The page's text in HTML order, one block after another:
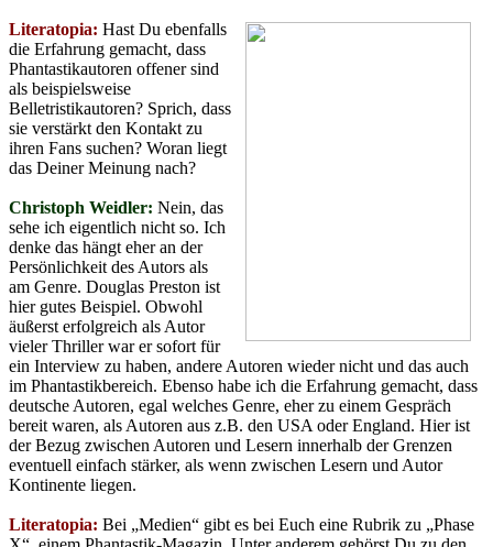
Literatopia: Hast Du ebenfalls
die Erfahrung gemacht, dass
Phantastikautoren offener sind
als beispielsweise
Belletristikautoren? Sprich, dass
sie verstärkt den Kontakt zu
ihren Fans suchen? Woran liegt
das Deiner Meinung nach?
Christoph Weidler: Nein, das
sehe ich eigentlich nicht so. Ich
denke das hängt eher an der
Persönlichkeit des Autors als
am Genre. Douglas Preston ist
hier gutes Beispiel. Obwohl
äußerst erfolgreich als Autor
vieler Thriller war er sofort für
ein Interview zu haben, andere Autoren wieder nicht und das auch
im Phantastikbereich. Ebenso habe ich die Erfahrung gemacht, dass
deutsche Autoren, egal welches Genre, eher zu einem Gespräch
bereit waren, als Autoren aus z.B. den USA oder England. Hier ist
der Bezug zwischen Autoren und Lesern innerhalb der Grenzen
eventuell einfach stärker, als wenn zwischen Lesern und Autor
Kontinente liegen.
Literatopia: Bei „Medien“ gibt es bei Euch eine Rubrik zu „Phase